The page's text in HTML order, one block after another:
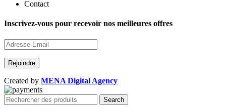
Contact
Inscrivez-vous pour recevoir nos meilleures offres
Created by MENA Digital Agency
Search